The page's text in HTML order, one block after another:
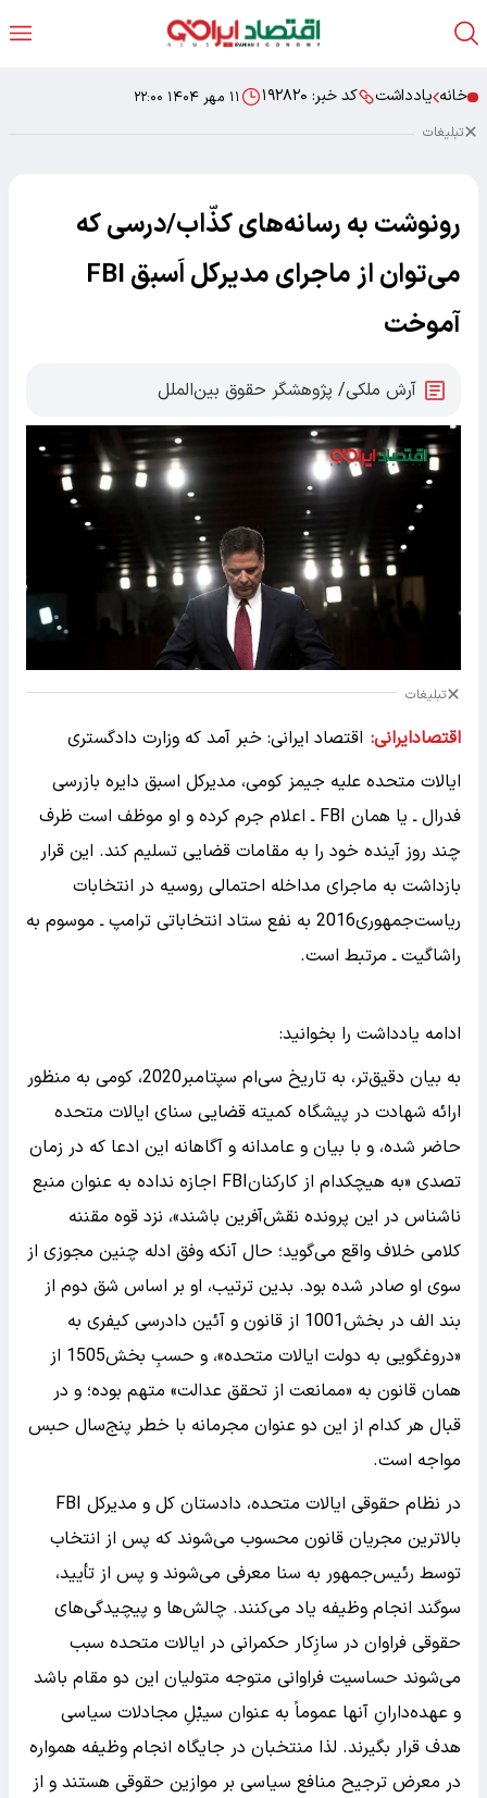
خانه یادداشت کد خبر: ۱۹۲۸۲۰ ۱۱ مهر ۱۴۰۴ ۲۲:۰۰
تبلیغات
رونوشت به رسانه‏‌های کذّاب/درسی که
می‏‌توان از ماجرای مدیرکل اَسبق FBI
آموخت
آرش ملکی/ پژوهشگر حقوق بین‌الملل
تبلیغات
اقتصادایرانی: اقتصاد ایرانی: خبر آمد که وزارت دادگستری
ایالات متحده علیه جیمز کومی، مدیرکل اسبق دایره بازرسی
فدرال ـ یا همان FBI ـ اعلام جرم کرده و او موظف است ظرف
چند روز آینده خود را به مقامات قضایی تسلیم کند. این قرار
بازداشت به ماجرای مداخله احتمالی روسیه در انتخابات
ریاست‌جمهوری2016 به نفع ستاد انتخاباتی ترامپ ـ موسوم به
راشاگیت ـ مرتبط است.
ادامه یادداشت را بخوانید:
به بیان دقیق‌تر، به تاریخ سی‌ام سپتامبر2020، کومی به منظور
ارائه شهادت در پیشگاه کمیته قضایی سنای ایالات متحده
حاضر شده، و با بیان و عامدانه و آگاهانه این ادعا که در زمان
تصدی «به هیچکدام از کارکنانFBI اجازه نداده به عنوان منبع
ناشناس در این پرونده نقش‌آفرین باشند»، نزد قوه مقننه
کلامی خلاف واقع می‌گوید؛ حال آنکه وفق ادله چنین مجوزی از
سوی او صادر شده بود. بدین ترتیب، او بر اساس شق دوم از
بند الف در بخش1001 از قانون و آئین دادرسی کیفری به
«دروغگویی به دولت ایالات متحده»، و حسبِ بخش1505 از
همان قانون به «ممانعت از تحقق عدالت» متهم بوده؛ و در
قبال هر کدام از این دو عنوان مجرمانه با خطر پنج‌سال حبس
مواجه است.
در نظام حقوقی ایالات متحده، دادستان کل و مدیرکل FBI
بالاترین مجریان قانون محسوب می‌شوند که پس از انتخاب
توسط رئیس‌جمهور به سنا معرفی می‌شوند و پس از تأیید،
سوگند انجام وظیفه یاد می‌کنند. چالش‌ها و پیچیدگی‌های
حقوقی فراوان در سازِکار حکمرانی در ایالات متحده سبب
می‌شوند حساسیت فراوانی متوجه متولیان این دو مقام باشد
و عهده‌دارانِ آنها عموماً به عنوان سیبْلِ مجادلات سیاسی
هدف قرار بگیرند. لذا منتخبان در جایگاه انجام وظیفه همواره
در معرض ترجیح منافع سیاسی بر موازین حقوقی هستند و از